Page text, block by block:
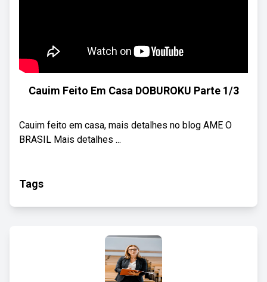
Cauim Feito Em Casa DOBUROKU Parte 1/3
Cauim feito em casa, mais detalhes no blog AME O
BRASIL Mais detalhes ...
Tags